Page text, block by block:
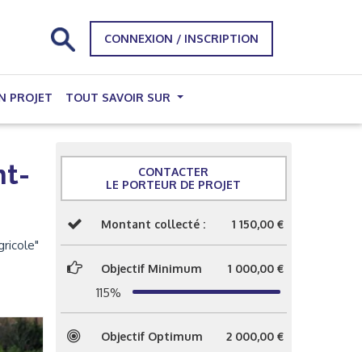
CONNEXION / INSCRIPTION
PROJET TOUT SAVOIR SUR
CONTACTER
LE PORTEUR DE PROJET
Montant collecté : 1 150,00 €
Objectif Minimum 1 000,00 €
115%
Objectif Optimum 2 000,00 €